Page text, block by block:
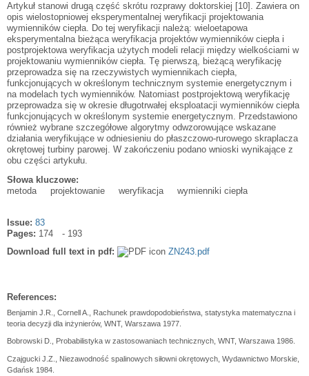
Artykuł stanowi drugą część skrótu rozprawy doktorskiej [10]. Zawiera on
opis wielostopniowej eksperymentalnej weryfikacji projektowania
wymienników ciepła. Do tej weryfikacji należą: wieloetapowa
eksperymentalna bieżąca weryfikacja projektów wymienników ciepła i
postprojektowa weryfikacja użytych modeli relacji między wielkościami w
projektowaniu wymienników ciepła. Tę pierwszą, bieżącą weryfikację
przeprowadza się na rzeczywistych wymiennikach ciepła,
funkcjonujących w określonym technicznym systemie energetycznym i
na modelach tych wymienników. Natomiast postprojektową weryfikację
przeprowadza się w okresie długotrwałej eksploatacji wymienników ciepła
funkcjonujących w określonym systemie energetycznym. Przedstawiono
również wybrane szczegółowe algorytmy odwzorowujące wskazane
działania weryfikujące w odniesieniu do płaszczowo-rurowego skraplacza
okrętowej turbiny parowej. W zakończeniu podano wnioski wynikające z
obu części artykułu.
Słowa kluczowe:
metoda
projektowanie weryfikacja wymienniki ciepła
Issue: 83
Pages: 174
193
Download full text in pdf:
ZN243.pdf
References:
Benjamin J.R., Cornell A., Rachunek prawdopodobieństwa, statystyka matematyczna i
teoria decyzji dla inżynierów, WNT, Warszawa 1977.
Bobrowski D., Probabilistyka w zastosowaniach technicznych, WNT, Warszawa 1986.
Czajgucki J.Z., Niezawodność spalinowych siłowni okrętowych, Wydawnictwo Morskie,
Gdańsk 1984.